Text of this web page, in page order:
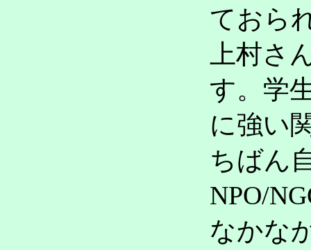
ておら
上村さ
す。学
に強い
ちばん
NPO/
なかな